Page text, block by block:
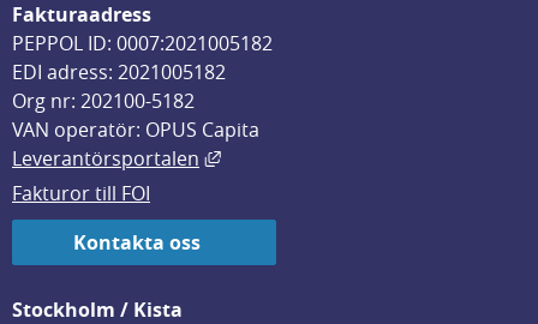
Fakturaadress
PEPPOL ID: 0007:2021005182
EDI adress: 2021005182
Org nr: 202100-5182
VAN operatör: OPUS Capita
Leverantörsportalen
Länk till annan webbplats, öppnas
Fakturor till FOI
Kontakta oss
Stockholm / Kista